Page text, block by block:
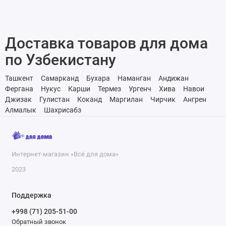
из воды так же, как из пищи. Благодаря
минерализатору AquaCalcium вы и ваши родные
каждый день будете получать необходимое
количество кальция.
Кальций — жизненно необходимый человеку и
одновременно наиболее распространенный в
- детям и подросткам - для правильного
формирования и роста опорно-двигательной системы
Доставка товаров для дома
по Узбекистану
Ташкент Самарканд Бухара Наманган
Андижан
Фергана
Нукус Карши Термез Ургенч Хива
Навои
Джизак
Гулистан Коканд Маргилан Чирчик
Ангрен
Алмалык
Шахрисабз
Интернет-магазин «Всё для дома»
2023
Поддержка
+998 (71) 205-51-00
Обратный звонок